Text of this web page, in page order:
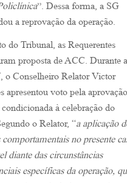
”. Dessa forma, a SG
a reprovação da operação.
do Tribunal, as Requerentes
proposta de ACC. Durante a
o Conselheiro Relator Victor
apresentou voto pela
à celebração do
o Relator, “a aplicação
no presente
diante das circunstâncias
específicas da operação,